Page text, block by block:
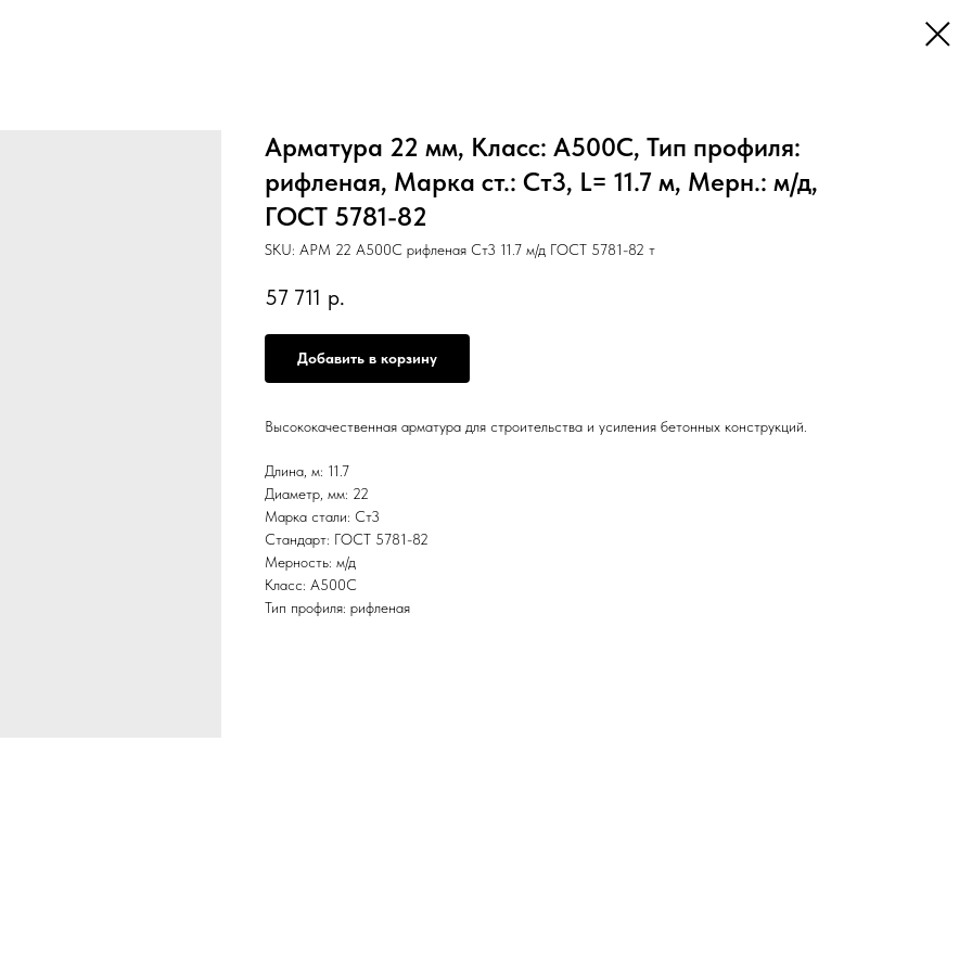
Арматура 22 мм, Класс: А500С, Тип профиля:
рифленая, Марка ст.: Ст3, L= 11.7 м, Мерн.: м/д,
ГОСТ 5781-82
SKU: АРМ 22 А500С рифленая Ст3 11.7 м/д ГОСТ 5781-82 т
57 711 р.
Добавить в корзину
Высококачественная арматура для строительства и усиления бетонных конструкций.
Длина, м: 11.7
Диаметр, мм: 22
Марка стали: Ст3
Стандарт: ГОСТ 5781-82
Мерность: м/д
Класс: А500С
Тип профиля: рифленая